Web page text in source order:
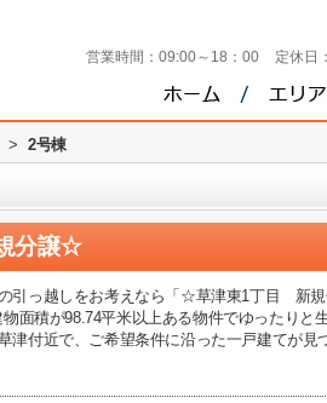
営業時間： 09:00～18：00 定休日
> 2号棟
分譲☆
引っ越しをお考えなら「☆草津東1丁目 新
面積が98.74平米以上ある物件でゆったりと
津付近で、ご希望条件に沿った一戸建てが